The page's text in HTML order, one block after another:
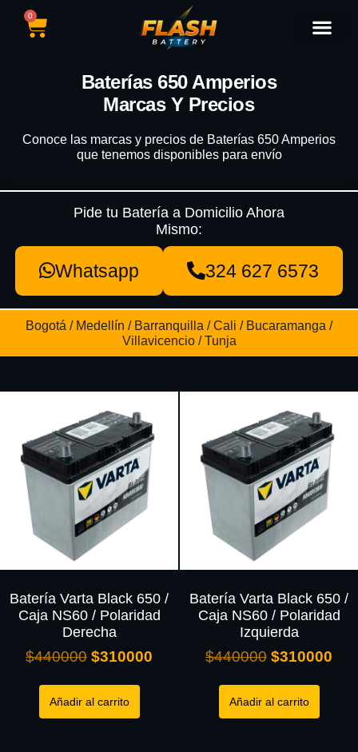
0
Baterías 650 Amperios
Marcas Y Precios
Conoce las marcas y precios de Baterías 650 Amperios
que tenemos disponibles para envío
Pide tu Batería a Domicilio Ahora
Mismo:
Whatsapp 324 627 6573
Bogotá / Medellín / Barranquilla / Cali / Bucaramanga /
Villavicencio / Tunja
Batería Varta Black 650 /
Caja NS60 / Polaridad
Derecha
$440000 $310000
Añadir al carrito
Batería Varta Black 650 /
Caja NS60 / Polaridad
Izquierda
$440000 $310000
Añadir al carrito